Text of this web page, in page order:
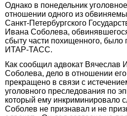
Однако в понедельник
отношении одного из
Санкт-Петербургского
Ивана Соболева,
сбыту части похищенного, было
ИТАР-ТАСС.
Как сообщил адвокат
Соболева, дело в отношении
прекращено в связи с
уголовного преследования по
который ему инкриминировало
Соболев не признавал и не